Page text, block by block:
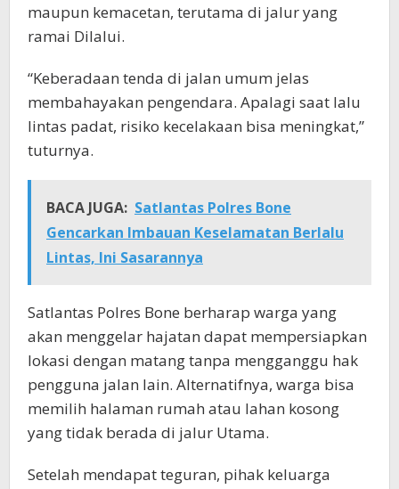
maupun kemacetan, terutama di jalur yang
ramai Dilalui.
“Keberadaan tenda di jalan umum jelas
membahayakan pengendara. Apalagi saat lalu
lintas padat, risiko kecelakaan bisa meningkat,”
tuturnya.
BACA JUGA: Satlantas Polres Bone
Gencarkan Imbauan Keselamatan Berlalu
Lintas, Ini Sasarannya
Satlantas Polres Bone berharap warga yang
akan menggelar hajatan dapat mempersiapkan
lokasi dengan matang tanpa mengganggu hak
pengguna jalan lain. Alternatifnya, warga bisa
memilih halaman rumah atau lahan kosong
yang tidak berada di jalur Utama.
Setelah mendapat teguran, pihak keluarga